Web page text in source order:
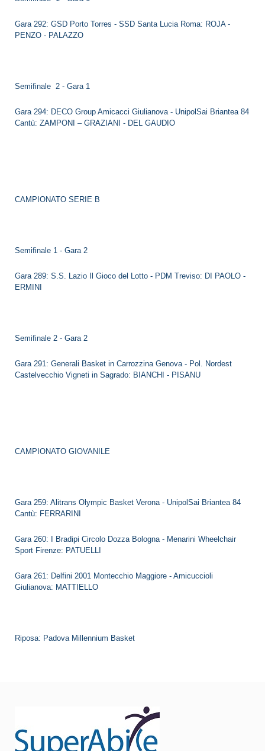
Gara 292: GSD Porto Torres - SSD Santa Lucia Roma: ROJA -
PENZO - PALAZZO
Semifinale 2 - Gara 1
Gara 294: DECO Group Amicacci Giulianova - UnipolSai Briantea 84
Cantù: ZAMPONI – GRAZIANI - DEL GAUDIO
CAMPIONATO SERIE B
Semifinale 1 - Gara 2
Gara 289: S.S. Lazio Il Gioco del Lotto - PDM Treviso: DI PAOLO -
ERMINI
Semifinale 2 - Gara 2
Gara 291: Generali Basket in Carrozzina Genova - Pol. Nordest
Castelvecchio Vigneti in Sagrado: BIANCHI - PISANU
CAMPIONATO GIOVANILE
Gara 259: Alitrans Olympic Basket Verona - UnipolSai Briantea 84
Cantù: FERRARINI
Gara 260: I Bradipi Circolo Dozza Bologna - Menarini Wheelchair
Sport Firenze: PATUELLI
Gara 261: Delfini 2001 Montecchio Maggiore - Amicuccioli
Giulianova: MATTIELLO
Riposa: Padova Millennium Basket